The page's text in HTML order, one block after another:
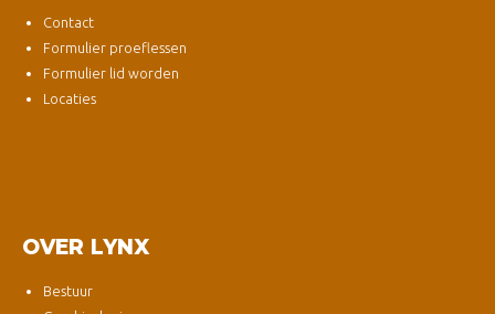
Contact
Formulier proeflessen
Formulier lid worden
Locaties
OVER LYNX
Bestuur